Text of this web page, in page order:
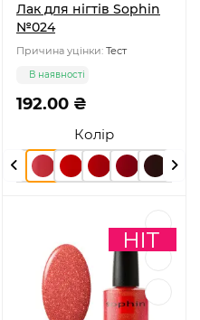
Лак для нігтів Sophin
№024
Причина уцінки: Тест
Колір
192.00 ₴
В наявності